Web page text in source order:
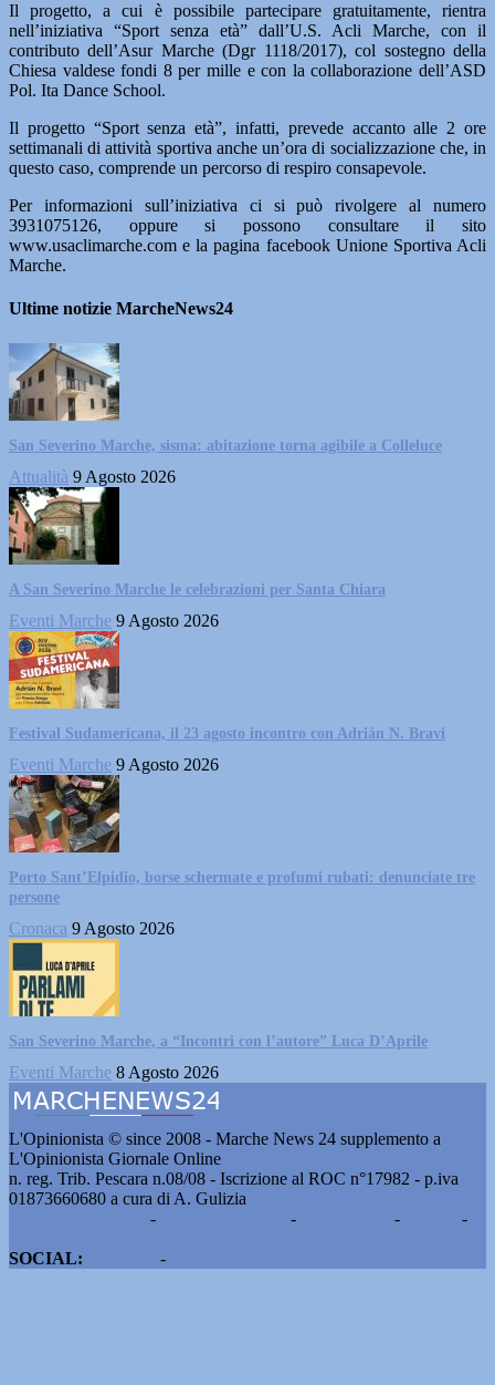
Il progetto, a cui è possibile partecipare gratuitamente, rientra
nell’iniziativa “Sport senza età” dall’U.S. Acli Marche, con il
contributo dell’Asur Marche (Dgr 1118/2017), col sostegno della
Chiesa valdese fondi 8 per mille e con la collaborazione dell’ASD
Pol. Ita Dance School.
Il progetto “Sport senza età”, infatti, prevede accanto alle 2 ore
settimanali di attività sportiva anche un’ora di socializzazione che, in
questo caso, comprende un percorso di respiro consapevole.
Per informazioni sull’iniziativa ci si può rivolgere al numero
3931075126, oppure si possono consultare il sito
www.usaclimarche.com e la pagina facebook Unione Sportiva Acli
Marche.
Ultime notizie MarcheNews24
San Severino Marche, sisma: abitazione torna agibile a Colleluce
Attualità 9 Agosto 2026
A San Severino Marche le celebrazioni per Santa Chiara
Eventi Marche 9 Agosto 2026
Festival Sudamericana, il 23 agosto incontro con Adrián N. Bravi
Eventi Marche 9 Agosto 2026
Porto Sant’Elpidio, borse schermate e profumi rubati: denunciate tre
persone
Cronaca 9 Agosto 2026
San Severino Marche, a “Incontri con l’autore” Luca D’Aprile
Eventi Marche 8 Agosto 2026
L'Opinionista © since 2008 - Marche News 24 supplemento a
L'Opinionista Giornale Online
n. reg. Trib. Pescara n.08/08 - Iscrizione al ROC n°17982 - p.iva
01873660680 a cura di A. Gulizia
- - -
-
SOCIAL:
-